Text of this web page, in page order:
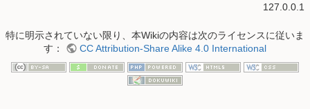
127.0.0.1
特に明示されていない限り、本Wikiの内容は次のライセンスに従いま
す：
CC Attribution-Share Alike 4.0 International